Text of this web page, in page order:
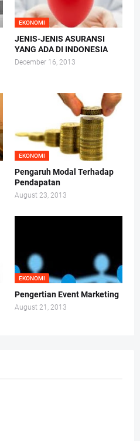
EKONOMI
JENIS-JENIS ASURANSI
YANG ADA DI INDONESIA
December 16, 2013
EKONOMI
Pengaruh Modal Terhadap
Pendapatan
August 23, 2013
EKONOMI
Pengertian Event Marketing
August 21, 2013